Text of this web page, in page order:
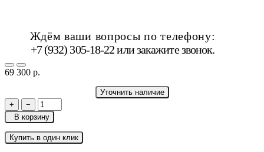
Ждём ваши вопросы по телефону:
+7 (932) 305-18-22 илизакажите звонок.
69 300 р.
Уточнить наличие
+
−
В корзину
Купить в один клик